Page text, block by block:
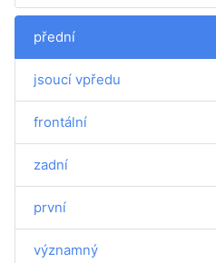
přední
jsoucí vpředu
frontální
zadní
první
významný